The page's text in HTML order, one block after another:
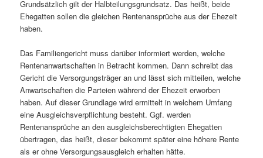
Grundsätzlich gilt der Halbteilungsgrundsatz. Das heißt, beide
Ehegatten sollen die gleichen Rentenansprüche aus der Ehezeit
haben.
Das Familiengericht muss darüber informiert werden, welche
Rentenanwartschaften in Betracht kommen. Dann schreibt das
Gericht die Versorgungsträger an und lässt sich mitteilen, welche
Anwartschaften die Parteien während der Ehezeit erworben
haben. Auf dieser Grundlage wird ermittelt in welchem Umfang
eine Ausgleichsverpflichtung besteht. Ggf. werden
Rentenansprüche an den ausgleichsberechtigten Ehegatten
übertragen, das heißt, dieser bekommt später eine höhere Rente
als er ohne Versorgungsausgleich erhalten hätte.